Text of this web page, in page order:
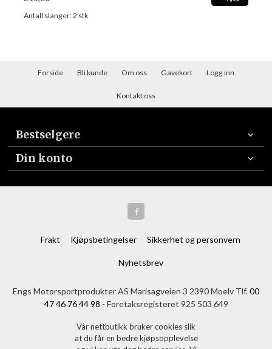
Antall slanger: 2 stk
Forside Bli kunde Om oss Gavekort Logg inn
Kontakt oss
Bestselgere
Din konto
Frakt Kjøpsbetingelser Sikkerhet og personvern
Nyhetsbrev
Engs Motorsportprodukter AS Marisagveien 3 2390 Moelv Tlf.00
47 46 76 44 98 - Foretaksregisteret 925 503 649
Vår nettbutikk bruker cookies slik
at du får en bedre kjøpsopplevelse